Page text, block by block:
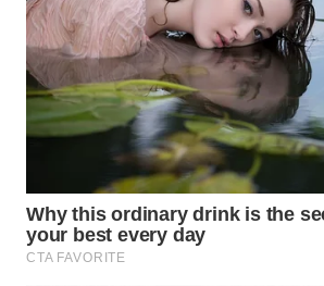
KARO
SIMALUNGUN
LABUHANBATU
WN
TAPANULI